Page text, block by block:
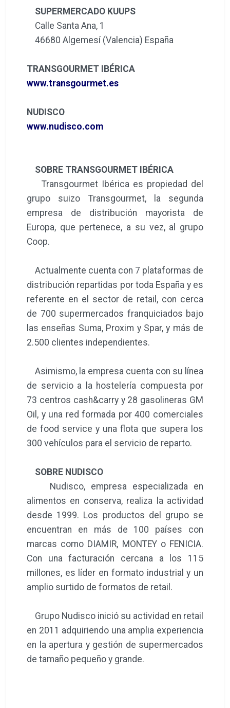
SUPERMERCADO KUUPS
Calle Santa Ana, 1
46680 Algemesí (Valencia) España
TRANSGOURMET IBÉRICA
www.transgourmet.es
NUDISCO
www.nudisco.com
SOBRE TRANSGOURMET IBÉRICA
Transgourmet Ibérica es propiedad del
grupo suizo Transgourmet, la segunda
empresa de distribución mayorista de
Europa, que pertenece, a su vez, al grupo
Coop.
Actualmente cuenta con 7 plataformas de
distribución repartidas por toda España y es
referente en el sector de retail, con cerca
de 700 supermercados franquiciados bajo
las enseñas Suma, Proxim y Spar, y más de
2.500 clientes independientes.
Asimismo, la empresa cuenta con su línea
de servicio a la hostelería compuesta por
73 centros cash&carry y 28 gasolineras GM
Oil, y una red formada por 400 comerciales
de food service y una flota que supera los
300 vehículos para el servicio de reparto.
SOBRE NUDISCO
Nudisco, empresa especializada en
alimentos en conserva, realiza la actividad
desde 1999. Los productos del grupo se
encuentran en más de 100 países con
marcas como DIAMIR, MONTEY o FENICIA.
Con una facturación cercana a los 115
millones, es líder en formato industrial y un
amplio surtido de formatos de retail.
Grupo Nudisco inició su actividad en retail
en 2011 adquiriendo una amplia experiencia
en la apertura y gestión de supermercados
de tamaño pequeño y grande.